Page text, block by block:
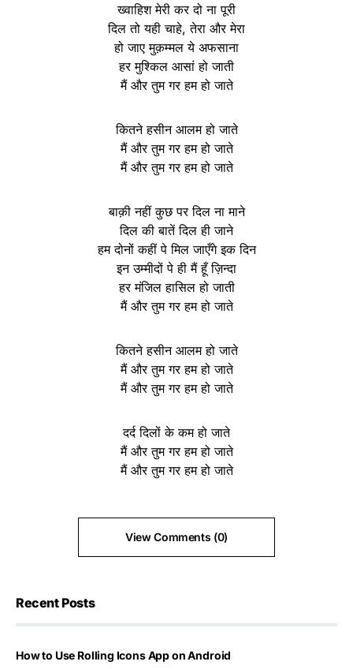
ख्वाहिश मेरी कर दो ना पूरी
दिल तो यही चाहे, तेरा और मेरा
हो जाए मुक़म्मल ये अफसाना
हर मुश्किल आसां हो जाती
मैं और तुम गर हम हो जाते
कितने हसीन आलम हो जाते
मैं और तुम गर हम हो जाते
मैं और तुम गर हम हो जाते
बाक़ी नहीं कुछ पर दिल ना माने
दिल की बातें दिल ही जाने
हम दोनों कहीं पे मिल जाएँगे इक दिन
इन उम्मीदों पे ही मैं हूँ ज़िन्दा
हर मंजिल हासिल हो जाती
मैं और तुम गर हम हो जाते
कितने हसीन आलम हो जाते
मैं और तुम गर हम हो जाते
मैं और तुम गर हम हो जाते
दर्द दिलों के कम हो जाते
मैं और तुम गर हम हो जाते
मैं और तुम गर हम हो जाते
View Comments (0)
Recent Posts
How to Use Rolling Icons App on Android